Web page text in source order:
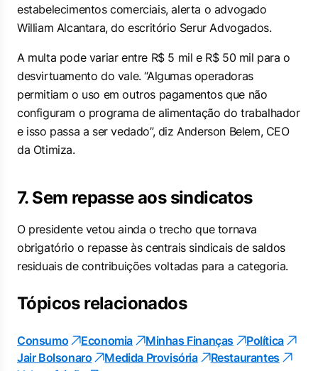
estabelecimentos comerciais, alerta o advogado
William Alcantara, do escritório Serur Advogados.
A multa pode variar entre R$ 5 mil e R$ 50 mil para o
desvirtuamento do vale. “Algumas operadoras
permitiam o uso em outros pagamentos que não
configuram o programa de alimentação do trabalhador
e isso passa a ser vedado”, diz Anderson Belem, CEO
da Otimiza.
7. Sem repasse aos sindicatos
O presidente vetou ainda o trecho que tornava
obrigatório o repasse às centrais sindicais de saldos
residuais de contribuições voltadas para a categoria.
Tópicos relacionados
Consumo Economia Minhas Finanças
Política
Jair Bolsonaro
Medida Provisória
Restaurantes